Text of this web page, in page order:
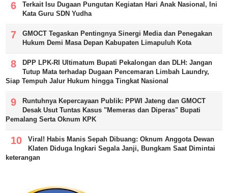
Terkait Isu Dugaan Pungutan Kegiatan Hari Anak Nasional, Ini
Kata Guru SDN Yudha
GMOCT Tegaskan Pentingnya Sinergi Media dan Penegakan
Hukum Demi Masa Depan Kabupaten Limapuluh Kota
DPP LPK-RI Ultimatum Bupati Pekalongan dan DLH: Jangan
Tutup Mata terhadap Dugaan Pencemaran Limbah Laundry,
Siap Tempuh Jalur Hukum hingga Tingkat Nasional
Runtuhnya Kepercayaan Publik: PPWI Jateng dan GMOCT
Desak Usut Tuntas Kasus "Memeras dan Diperas" Bupati
Pemalang Serta Oknum KPK
Viral! Habis Manis Sepah Dibuang: Oknum Anggota Dewan
Klaten Diduga Ingkari Segala Janji, Bungkam Saat Dimintai
keterangan